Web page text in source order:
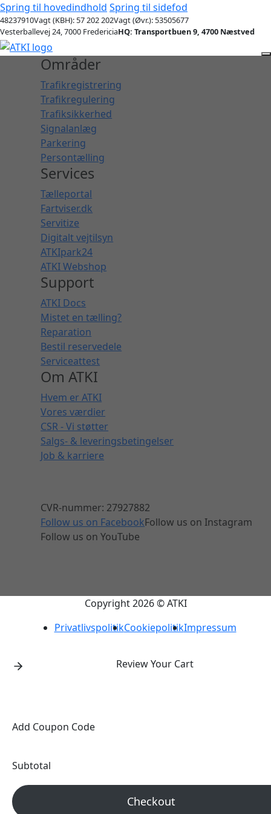
Spring til hovedindhold Spring til sidefod
48237910Vagt (KBH): 57 202 202Vagt (Øvr.): 53505677
Vesterballevej 24, 7000 FredericiaHQ: Transportbuen 9, 4700 Næstved
Områder
Trafikregistrering
Trafikregulering
Trafiksikkerhed
Signalanlæg
Parkering
Persontælling
Services
Tælleportal
Fartviser.dk
Servitize
Digitalt vejtilsyn
ATKIpark24
ATKI Webshop
Support
ATKI Docs
Mistet en tælling?
Reparation
Bestil reservedele
Serviceattest
Om ATKI
Hvem er ATKI
Vores værdier
CSR - Vi støtter
Salgs- & leveringsbetingelser
Job & karriere
CVR-nummer: 27927882
Follow us on FacebookFollow us on Instagram
Follow us on YouTube
Copyright 2026 © ATKI
PrivatlivspolitikCookiepolitikImpressum
Review Your Cart
Add Coupon Code
Subtotal
Checkout